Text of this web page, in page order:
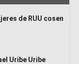
de RUU cosen
Uribe Uribe